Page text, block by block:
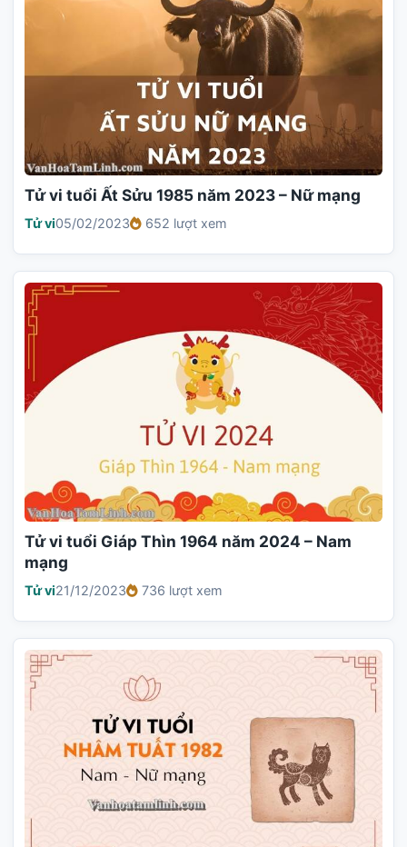
Tử vi tuổi Ất Sửu 1985 năm 2023 – Nữ mạng
Tử vi05/02/2023 652 lượt xem
Tử vi tuổi Giáp Thìn 1964 năm 2024 – Nam
mạng
Tử vi21/12/2023 736 lượt xem